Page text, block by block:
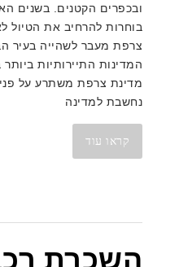
ובכפרים הקטנים. בשנים
בוחרות להרחיב את הטיול
צרפת מעבר לשהייה בעיר
המדינות התיירותיות
נחשבת למדינה
קראו עוד
השכרת